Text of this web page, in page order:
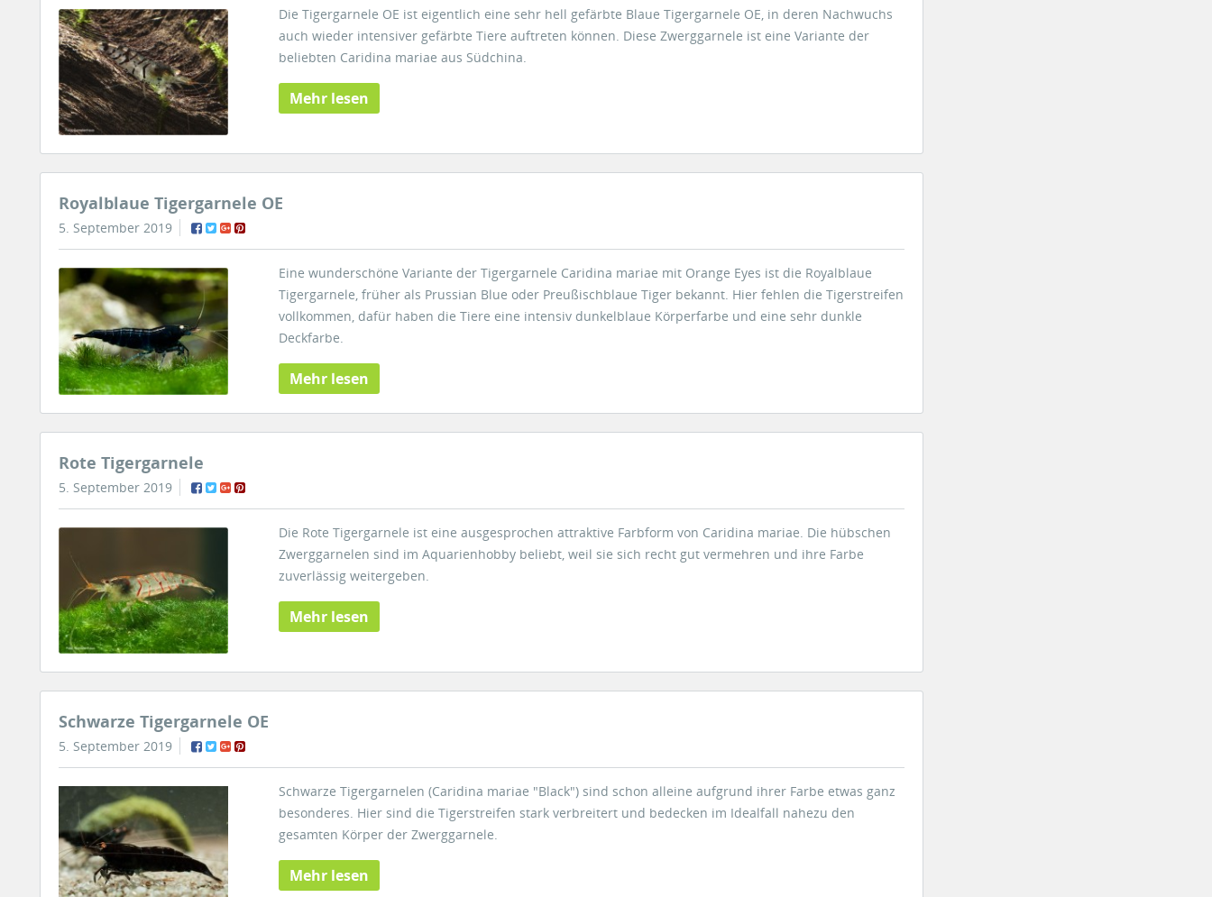
Die Tigergarnele OE ist eigentlich eine sehr hell gefärbte Blaue Tigergarnele OE, in deren Nachwuchs
auch wieder intensiver gefärbte Tiere auftreten können. Diese Zwerggarnele ist eine Variante der
beliebten Caridina mariae aus Südchina.
Mehr lesen
Royalblaue Tigergarnele OE
5. September 2019
Eine wunderschöne Variante der Tigergarnele Caridina mariae mit Orange Eyes ist die Royalblaue
Tigergarnele, früher als Prussian Blue oder Preußischblaue Tiger bekannt. Hier fehlen die Tigerstreifen
vollkommen, dafür haben die Tiere eine intensiv dunkelblaue Körperfarbe und eine sehr dunkle
Deckfarbe.
Mehr lesen
Rote Tigergarnele
5. September 2019
Die Rote Tigergarnele ist eine ausgesprochen attraktive Farbform von Caridina mariae. Die hübschen
Zwerggarnelen sind im Aquarienhobby beliebt, weil sie sich recht gut vermehren und ihre Farbe
zuverlässig weitergeben.
Mehr lesen
Schwarze Tigergarnele OE
5. September 2019
Schwarze Tigergarnelen (Caridina mariae "Black") sind schon alleine aufgrund ihrer Farbe etwas ganz
besonderes. Hier sind die Tigerstreifen stark verbreitert und bedecken im Idealfall nahezu den
gesamten Körper der Zwerggarnele.
Mehr lesen